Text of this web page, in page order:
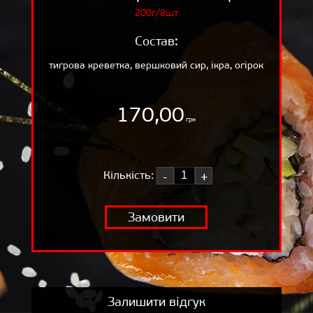
200г/8шт
Состав:
тигрова креветка, вершковий сир, ікра, огірок
170,00 грн
Кількість: - +
Замовити
Залишити відгук
КОШИК